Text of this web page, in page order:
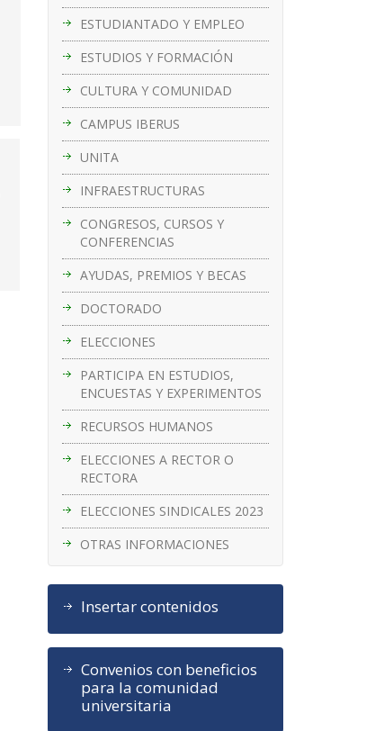
ESTUDIANTADO Y EMPLEO
ESTUDIOS Y FORMACIÓN
CULTURA Y COMUNIDAD
CAMPUS IBERUS
UNITA
INFRAESTRUCTURAS
CONGRESOS, CURSOS Y
CONFERENCIAS
AYUDAS, PREMIOS Y BECAS
DOCTORADO
ELECCIONES
PARTICIPA EN ESTUDIOS,
ENCUESTAS Y EXPERIMENTOS
RECURSOS HUMANOS
ELECCIONES A RECTOR O
RECTORA
ELECCIONES SINDICALES 2023
OTRAS INFORMACIONES
Insertar contenidos
Convenios con beneficios
para la comunidad
universitaria